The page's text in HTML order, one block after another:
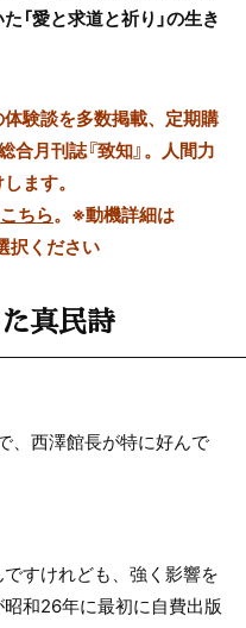
「愛と求道と祈り」の生き
験談を多数掲載、定期購
合月刊誌『致知』。人間力
ます。
こちら。 ※動機詳細は
択ください
真民詩
、西澤館長が特に好んで
すけれども、強く影響を
和26年に最初に自費出版